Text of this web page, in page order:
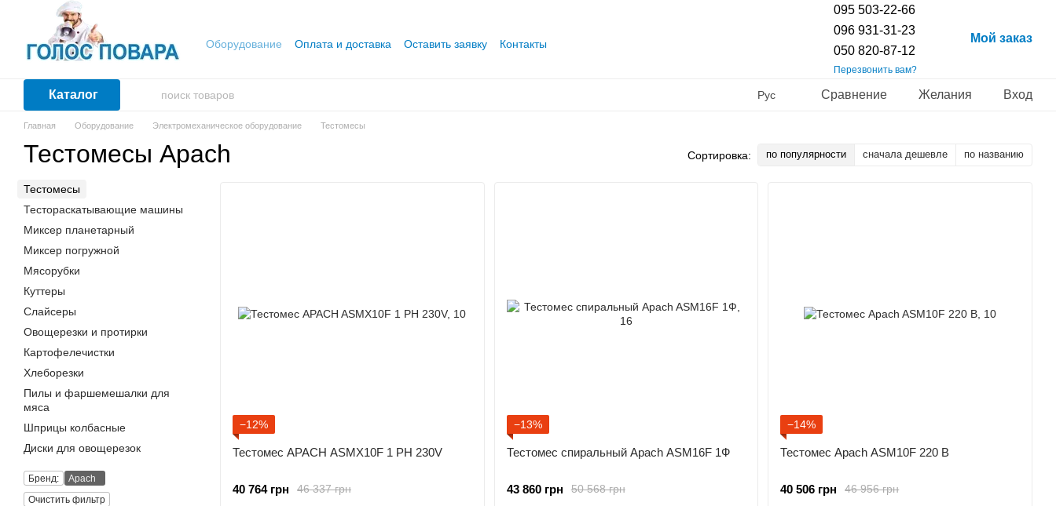
Перейти к основному контенту
Оборудование Оплата и доставка Оставить заявку Контакты
095 503-22-66
096 931-31-23
050 820-87-12
Перезвонить вам?
Мой заказ
Каталог Рус Сравнение Желания Вход
Главная Оборудование Электромеханическое оборудование Тестомесы
Тестомесы Apach Сортировка: по популярности сначала дешевле по названию
−12%
Тестомес APACH ASMX10F 1 PH 230V
46 337 грн
40 764 грн
−13%
Тестомес спиральный Apach ASM16F 1Ф
50 568 грн
43 860 грн
−14%
Тестомес Apach ASM10F 220 В
46 956 грн
40 506 грн
Тестомесы
Тестораскатывающие машины
Миксер планетарный
Миксер погружной
Мясорубки
Куттеры
Слайсеры
Овощерезки и протирки
Картофелечистки
Хлеборезки
Пилы и фаршемешалки для
мяса
Шприцы колбасные
Диски для овощерезок
Бренд:
Apach
Очистить фильтр